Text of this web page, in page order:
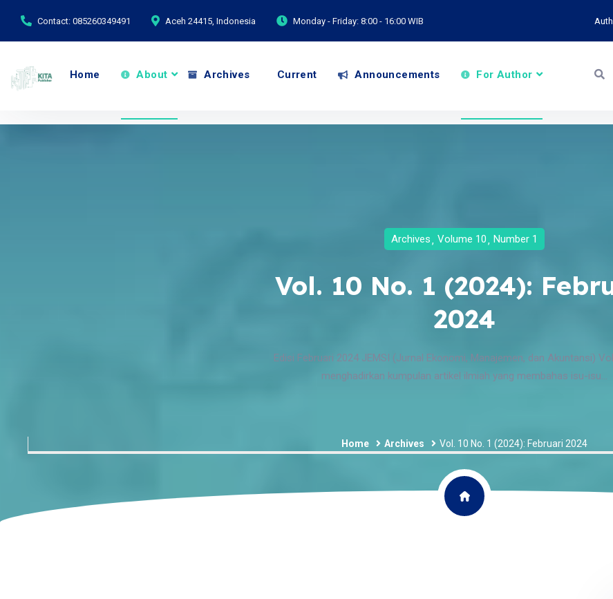
Contact: 085260349491 Aceh 24415, Indonesia Monday - Friday: 8:00 - 16:00 WIB
Home About Archives Current Announcements For Author
Archives Volume 10 Number 1
Vol. 10 No. 1 (2024):
2024
Edisi Februari 2024 JEMSI (Jurnal Ekonomi, Manajemen, dan Akuntansi)
menghadirkan kumpulan artikel ilmiah yang membahas isu-isu...
Home Archives Vol. 10 No. 1 (2024): Februari 2024